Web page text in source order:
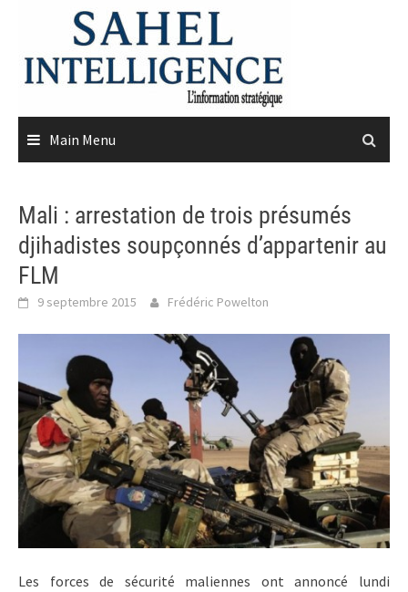
content
Main Menu
Mali : arrestation de trois présumés
djihadistes soupçonnés d’appartenir au
FLM
9 septembre 2015 Frédéric Powelton
Les forces de sécurité maliennes ont annoncé lundi